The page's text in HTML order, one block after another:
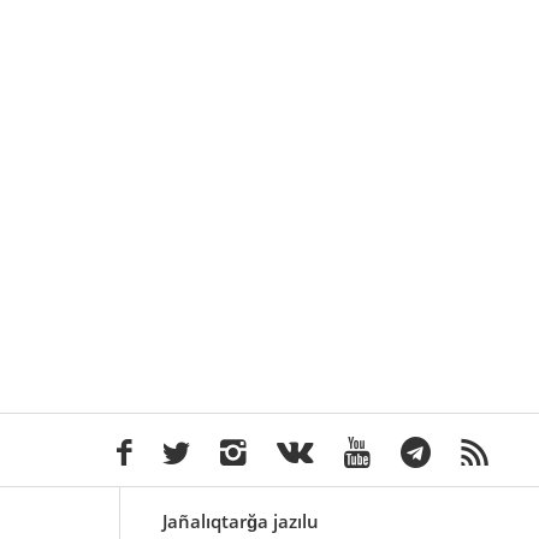
Jañalıqtarğa jazılu